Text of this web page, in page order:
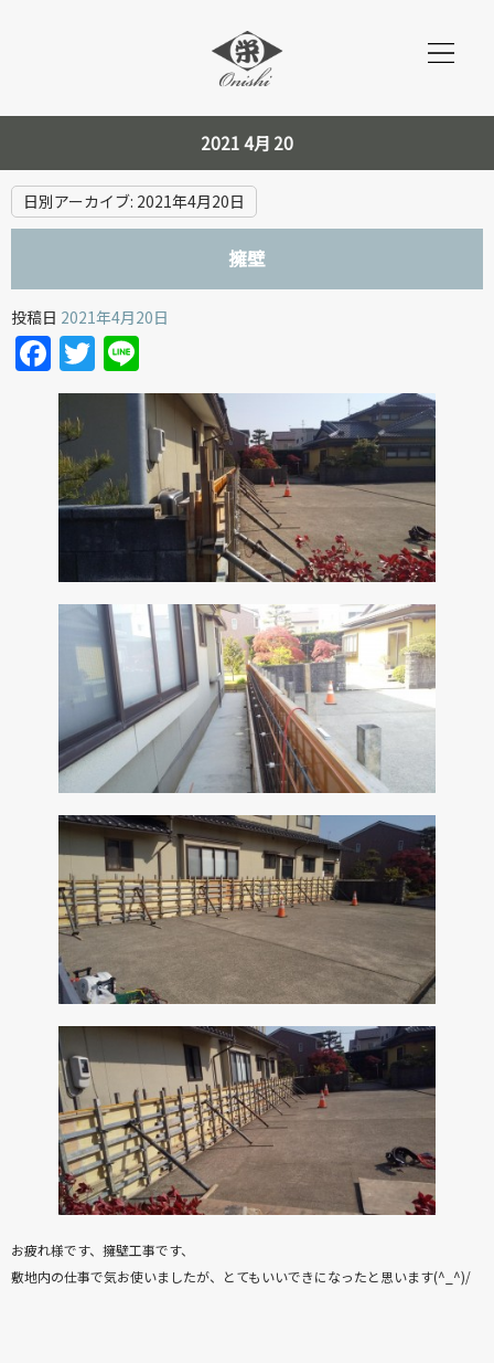
2021 4月 20
日別アーカイブ: 2021年4月20日
擁壁
投稿日 2021年4月20日
Facebook
Twitter
お疲れ様です、擁壁工事です、
敷地内の仕事で気お使いましたが、とてもいいできになったと思います(^_^)/